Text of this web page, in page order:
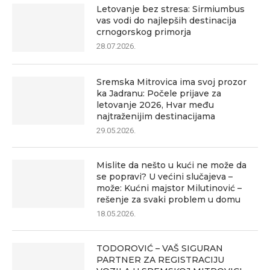
Letovanje bez stresa: Sirmiumbus
vas vodi do najlepših destinacija
crnogorskog primorja
28.07.2026.
Sremska Mitrovica ima svoj prozor
ka Jadranu: Počele prijave za
letovanje 2026, Hvar među
najtraženijim destinacijama
29.05.2026.
Mislite da nešto u kući ne može da
se popravi? U većini slučajeva –
može: Kućni majstor Milutinović –
rešenje za svaki problem u domu
18.05.2026.
TODOROVIĆ – VAŠ SIGURAN
PARTNER ZA REGISTRACIJU